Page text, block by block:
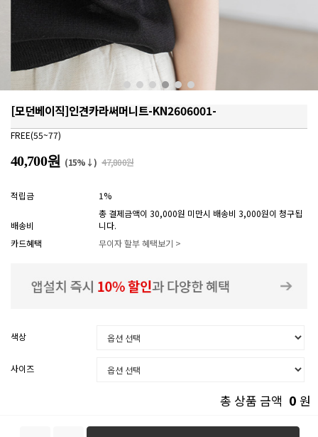
[모던베이직]인견카라써머니트-KN2606001-
FREE(55~77)
40,700원 (15%↓) 47,800원
적립금 1%
배송비
총 결제금액이 30,000원 미만시 배송비 3,000원이 청구됩
니다.
카드혜택
무이자 할부 혜택보기 >
색상
사이즈
총 상품 금액 0 원